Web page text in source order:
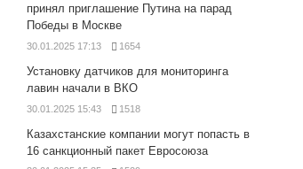
принял приглашение Путина на парад
Победы в Москве
30.01.2025 17:13 1654
Установку датчиков для мониторинга
лавин начали в ВКО
30.01.2025 15:43 1518
Казахстанские компании могут попасть в
16 санкционный пакет Евросоюза